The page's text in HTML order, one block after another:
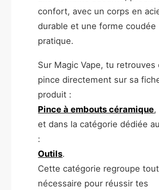
confort, avec un corps en
durable et une forme coudée
pratique.
Sur Magic Vape, tu retrouves
pince directement sur sa
produit :
Pince à embouts céramique,
et dans la catégorie dédiée
:
Outils.
Cette catégorie regroupe
nécessaire pour réussir tes